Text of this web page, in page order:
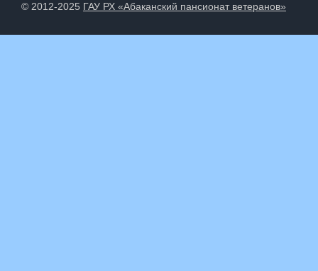
© 2012-2025 ГАУ РХ «Абаканский пансионат ветеранов»